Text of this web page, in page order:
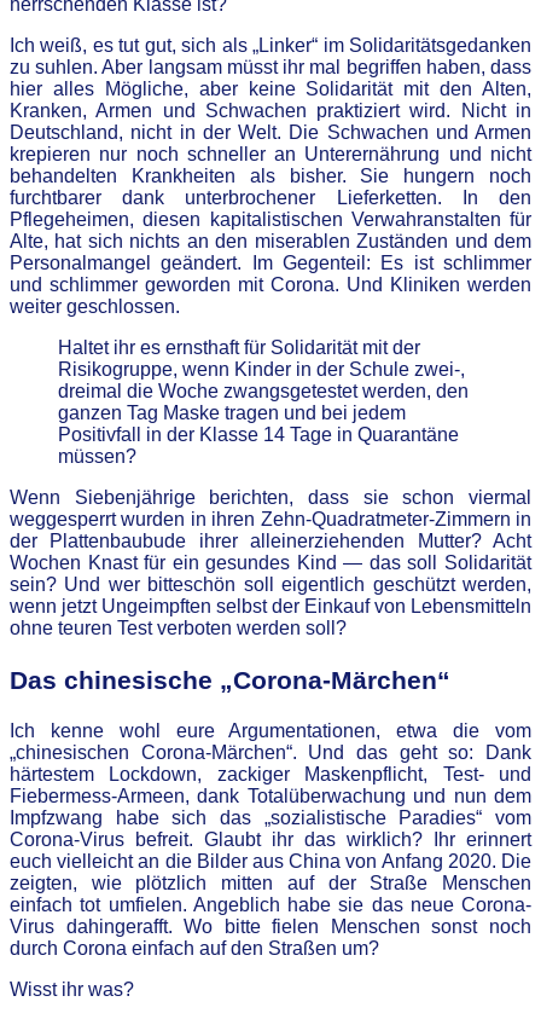
herrschenden Klasse ist?
Ich weiß, es tut gut, sich als „Linker“ im Solidaritätsgedanken
zu suhlen. Aber langsam müsst ihr mal begriffen haben, dass
hier alles Mögliche, aber keine Solidarität mit den Alten,
Kranken, Armen und Schwachen praktiziert wird. Nicht in
Deutschland, nicht in der Welt. Die Schwachen und Armen
krepieren nur noch schneller an Unterernährung und nicht
behandelten Krankheiten als bisher. Sie hungern noch
furchtbarer dank unterbrochener Lieferketten. In den
Pflegeheimen, diesen kapitalistischen Verwahranstalten für
Alte, hat sich nichts an den miserablen Zuständen und dem
Personalmangel geändert. Im Gegenteil: Es ist schlimmer
und schlimmer geworden mit Corona. Und Kliniken werden
weiter geschlossen.
Haltet ihr es ernsthaft für Solidarität mit der
Risikogruppe, wenn Kinder in der Schule zwei-,
dreimal die Woche zwangsgetestet werden, den
ganzen Tag Maske tragen und bei jedem
Positivfall in der Klasse 14 Tage in Quarantäne
müssen?
Wenn Siebenjährige berichten, dass sie schon viermal
weggesperrt wurden in ihren Zehn-Quadratmeter-Zimmern in
der Plattenbaubude ihrer alleinerziehenden Mutter? Acht
Wochen Knast für ein gesundes Kind — das soll Solidarität
sein? Und wer bitteschön soll eigentlich geschützt werden,
wenn jetzt Ungeimpften selbst der Einkauf von Lebensmitteln
ohne teuren Test verboten werden soll?
Das chinesische „Corona-Märchen“
Ich kenne wohl eure Argumentationen, etwa die vom
„chinesischen Corona-Märchen“. Und das geht so: Dank
härtestem Lockdown, zackiger Maskenpflicht, Test- und
Fiebermess-Armeen, dank Totalüberwachung und nun dem
Impfzwang habe sich das „sozialistische Paradies“ vom
Corona-Virus befreit. Glaubt ihr das wirklich? Ihr erinnert
euch vielleicht an die Bilder aus China von Anfang 2020. Die
zeigten, wie plötzlich mitten auf der Straße Menschen
einfach tot umfielen. Angeblich habe sie das neue Corona-
Virus dahingerafft. Wo bitte fielen Menschen sonst noch
durch Corona einfach auf den Straßen um?
Wisst ihr was?